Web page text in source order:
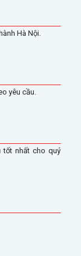
Hà Nội.
yêu cầu.
tốt nhất cho quý